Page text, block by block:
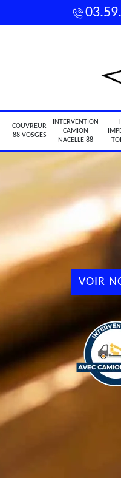
COUVREUR
88 VOSGES
INTERVENTION
CAMION
NACELLE 88
VOIR